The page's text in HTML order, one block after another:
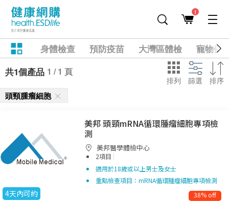
1
身體檢查 預防疫苗 大灣區體檢
寵物健
共1個產品 1 / 1 頁
排列 篩選 排序
頭頸腫瘤細胞
4天內可約
美邦 頭頸mRNA循環腫瘤細胞專項檢
測
美邦醫學體檢中心
2項目 |
適用於18歲或以上男士及女士
重點檢查項目：mRNA循環腫瘤細胞專項檢測
38% off